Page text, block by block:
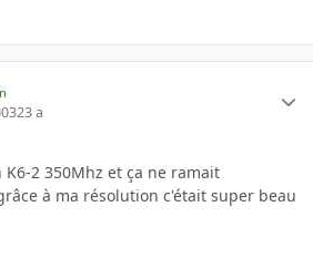
23 a
2 350Mhz et ça ne ramait
à ma résolution c'était super beau